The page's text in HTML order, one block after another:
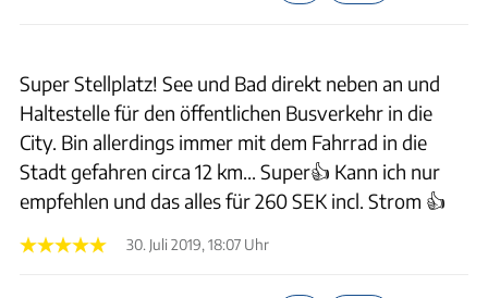
Super Stellplatz! See und Bad direkt neben an und
Haltestelle für den öffentlichen Busverkehr in die
City. Bin allerdings immer mit dem Fahrrad in die
Stadt gefahren circa 12 km... Super👍 Kann ich nur
empfehlen und das alles für 260 SEK incl. Strom 👍
30. Juli 2019, 18:07 Uhr